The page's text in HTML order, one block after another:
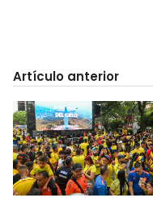
Artículo anterior